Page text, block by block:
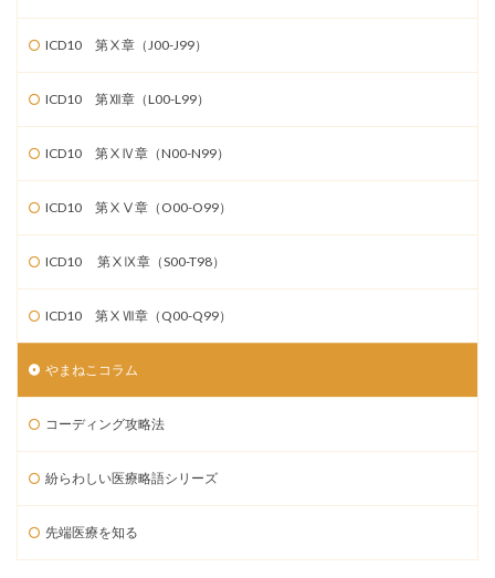
ICD10 第Ⅹ章（J00-J99）
ICD10 第Ⅻ章（L00-L99）
ICD10 第ⅩⅣ章（N00-N99）
ICD10 第ⅩⅤ章（O00-O99）
ICD10 第ⅩⅨ章（S00-T98）
ICD10 第ⅩⅦ章（Q00-Q99）
やまねこコラム
コーディング攻略法
紛らわしい医療略語シリーズ
先端医療を知る